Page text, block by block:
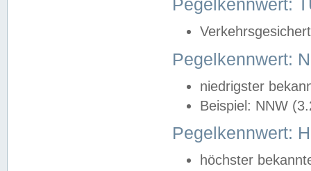
Pegelkennwert:
Pegelkennwert:
niedrigster
Beispiel: NNW
Pegelkennwert:
höchster